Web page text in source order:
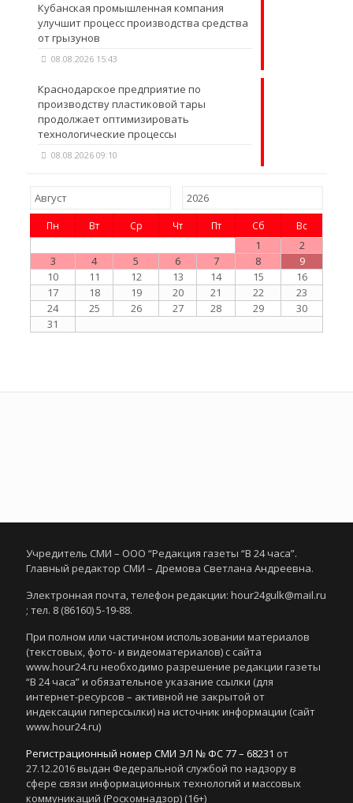
Кубанская промышленная компания
улучшит процесс производства средства
от грызунов
08.08.2026 15:43
Краснодарское предприятие по
производству пластиковой тары
продолжает оптимизировать
технологические процессы
08.08.2026 09:10
Пн Вт Ср Чт Пт Сб Вс
1
2
3
4 5 6 7 8
9
10
11 12 13 14 15
16
17
18 19 20 21 22
23
24
25 26 27 28 29
30
31
Учредитель СМИ – ООО “Редакция газеты “В 24 часа”.
Главный редактор СМИ – Дремова Светлана Андреевна.
Электронная почта, телефон редакции: hour24gulk@mail.ru
; тел. 8 (86160) 5-19-88.
При полном или частичном использовании материалов
(текстовых, фото- и видеоматериалов) с сайта
www.hour24.ru необходимо разрешение редакции газеты
“В 24 часа” и обязательное указание ссылки (для
интернет-ресурсов – активной не закрытой от
индексации гиперссылки) на источник информации (сайт
www.hour24.ru)
Регистрационный номер СМИ ЭЛ № ФС 77 – 68231 от
27.12.2016 выдан Федеральной службой по надзору в
сфере связи информационных технологий и массовых
коммуникаций (Роскомнадзор) (16+)